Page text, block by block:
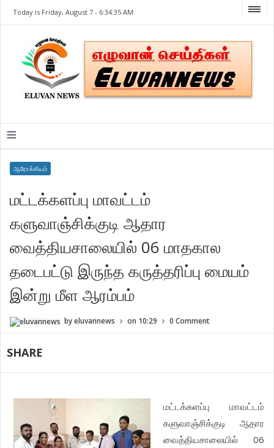
Today is Friday, August 7 - 6:34:35 AM
≡
ஆரோக்கியம்
மட்டக்களப்பு மாவட்டம்
களுவாஞ்சிக்குடி ஆதார
வைத்தியசாலையில் 06 மாதகால
தடைபட்டு இருந்த கருத்தரிப்பு மையம்
இன்று மீள ஆரம்பம்
byeluvannews on 10:29 0 Comment
SHARE
மட்டக்களப்பு மாவட்டம்
களுவாஞ்சிக்குடி ஆதார
வைத்தியசாலையில் 06